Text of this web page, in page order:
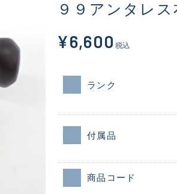
９９アンタレス
¥6,600 税込
ランク
付属品
商品コード